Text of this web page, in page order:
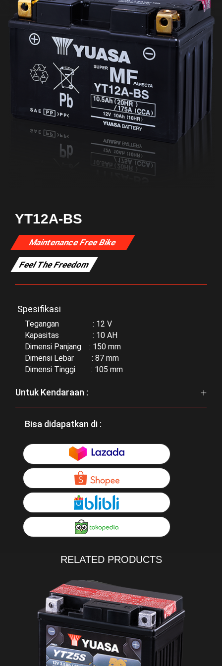
YT12A-BS
Maintenance Free Bike
Feel The Freedom
Spesifikasi
Tegangan : 12 V
Kapasitas : 10 AH
Dimensi Panjang : 150 mm
Dimensi Lebar : 87 mm
Dimensi Tinggi : 105 mm
Untuk Kendaraan :
Bisa didapatkan di :
RELATED PRODUCTS